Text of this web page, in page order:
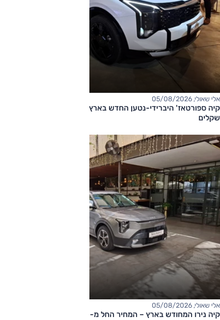
אלי שאולי, 05/08/2026
שקלים
אלי שאולי, 05/08/2026
קיה נירו המחודש בארץ – המחיר החל מ-177,000 שקלים